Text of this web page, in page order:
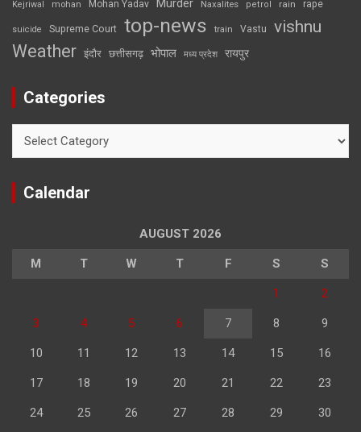
Kejriwal mohan Mohan Yadav Murder Naxalites petrol rain rape
suicide Supreme Court top-news train Vastu vishnu
Weather इंदौर छत्तीसगढ़ भोपाल मध्य प्रदेश रायपुर
Categories
Calendar
AUGUST 2026
M T W T F S S
1 2
3 4 5 6 7 8 9
10 11 12 13 14 15 16
17 18 19 20 21 22 23
24 25 26 27 28 29 30